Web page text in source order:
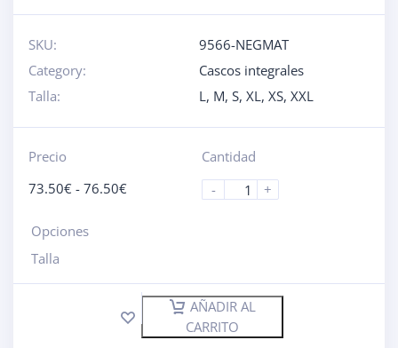
SKU:
9566-NEGMAT
Category:
Cascos integrales
Talla:
L, M, S, XL, XS, XXL
Precio
73.50€ - 76.50€
Cantidad
-
+
Opciones
Talla
AÑADIR AL
CARRITO